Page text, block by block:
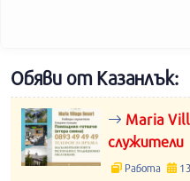
Обяви от Казанлък:
Maria
служители
Работа